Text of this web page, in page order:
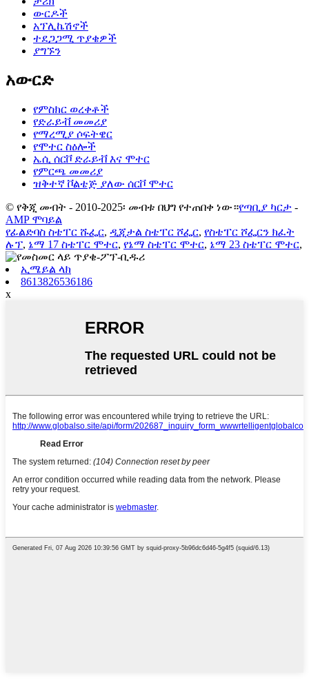
ውርዶች
አፕሊኬሽኖች
ተደጋጋሚ ጥያቄዎች
ያግኙን
አውርድ
የምስክር ወረቀቶች
የድራይቭ መመሪያ
የማረሚያ ሶፍትዌር
የሞተር ስዕሎች
ኤሲ ሰርቮ ድራይቭ እና ሞተር
የምርጫ መመሪያ
ዝቅተኛ ቮልቴጅ ያለው ሰርቮ ሞተር
© የቅጂ መብት - 2010-2025፡ መብቱ በህግ የተጠበቀ ነው።የጣቢያ ካርታ -
AMP ሞባይል
የፊልድባስ ስቴፐር ሹፌር, ዲጂታል ስቴፐር ሾፌር, የስቴፐር ሾፌርን ክፈት
ሉፕ, ኔማ 17 ስቴፐር ሞተር, የኔማ ስቴፐር ሞተር, ኔማ 23 ስቴፐር ሞተር,
ኢሜይል ላክ
8613826536186
x